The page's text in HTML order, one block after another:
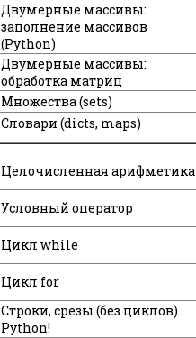
Двумерные массивы:
заполнение массивов
(Python)
Двумерные массивы:
обработка матриц
Множества (sets)
Словари (dicts, maps)
Целочисленная арифметика
Условный оператор
Цикл while
Цикл for
Строки, срезы (без циклов).
Python!